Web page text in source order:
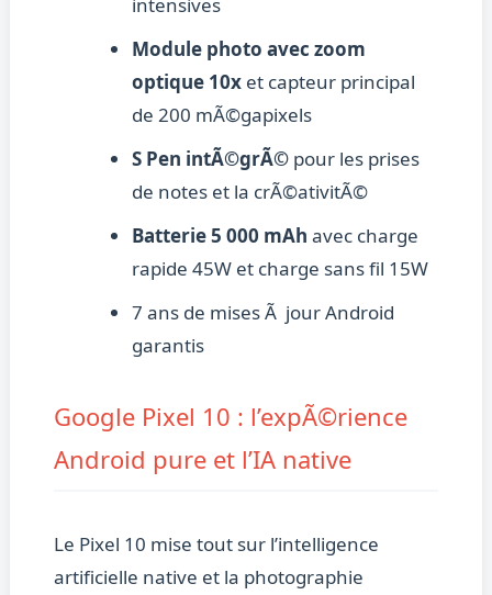
intensives
Module photo avec zoom
optique 10xet capteur principal
de 200 mÃ©gapixels
S Pen intÃ©grÃ©pour les prises
de notes et la crÃ©ativitÃ©
Batterie 5 000 mAh avec charge
rapide 45W et charge sans fil 15W
7 ans de mises Ã jour Android
garantis
Google Pixel 10 : l’expÃ©rience
Android pure et l’IA native
Le Pixel 10 mise tout sur l’intelligence
artificielle native et la photographie